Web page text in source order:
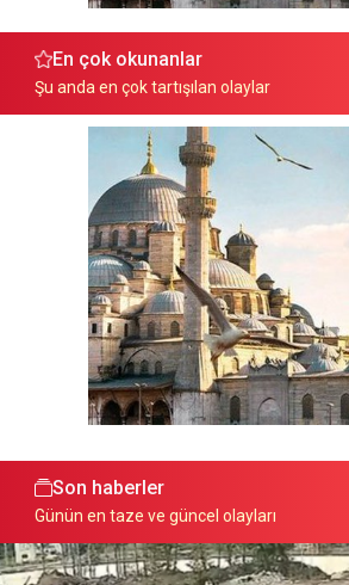
En çok okunanlar
Şu anda en çok tartışılan olaylar
Son haberler
Günün en taze ve güncel olayları